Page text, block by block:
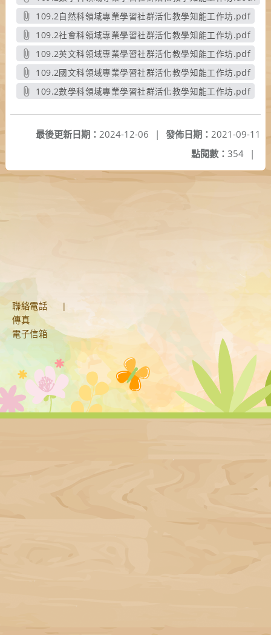
另開新視窗
109.2自然科領域專業學習社群活化教學知能工作坊.pdf
另開新視窗
109.2社會科領域專業學習社群活化教學知能工作坊.pdf
另開新視窗
109.2英文科領域專業學習社群活化教學知能工作坊.pdf
另開新視窗
109.2國文科領域專業學習社群活化教學知能工作坊.pdf
另開新視窗
109.2數學科領域專業學習社群活化教學知能工作坊.pdf
發佈日期： 2021-09-11
最後更新日期： 2024-12-06
|
點閱數： 354 |
聯絡電話
|
傳真
電子信箱